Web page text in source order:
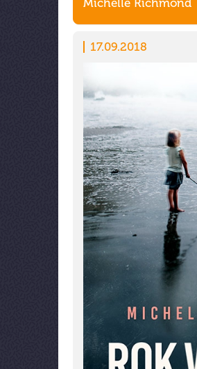
Michelle Richmond
17.09.2018